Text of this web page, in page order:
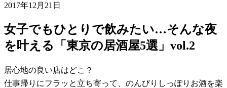
2017年12月21日
女子でもひとりで飲みたい…そんな夜
を叶える「東京の居酒屋5選」vol.2
居心地の良い店はどこ？
仕事帰りにフラッと立ち寄って、のんびりしっぽりお酒を楽